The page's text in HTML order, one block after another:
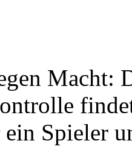
Macht:
Spieler